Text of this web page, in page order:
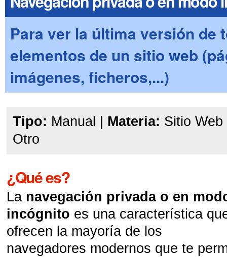
Para ver la última versión de
elementos de un sitio web
imágenes, ficheros,...)
Tipo: Manual Materia: Sitio Web
Otro
¿Qué es?
La navegación privada o en
incógnito es una característica
ofrecen la mayoría de los
navegadores modernos que te